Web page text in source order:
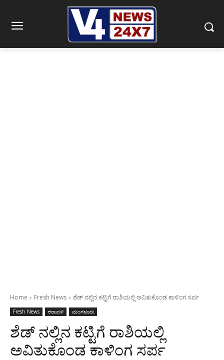
Home Fresh News ಶೆಡ್ ನಲ್ಲಿನ ಕಟ್ಟಿಗೆ ರಾಶಿಯಲ್ಲಿ ಅವಿತುಕೊಂಡ ಕಾಳಿಂಗ ಸರ್ಪ
Fresh News ಕರಾವಳಿ ಮಂಗಳೂರು
ಶೆಡ್ ನಲ್ಲಿನ ಕಟ್ಟಿಗೆ ರಾಶಿಯಲ್ಲಿ
ಅವಿತುಕೊಂಡ ಕಾಳಿಂಗ ಸರ್ಪ